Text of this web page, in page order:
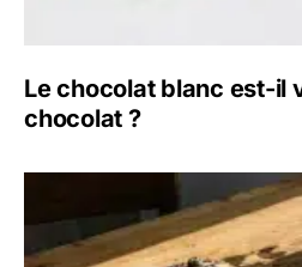
Le chocolat blanc est-il
chocolat ?